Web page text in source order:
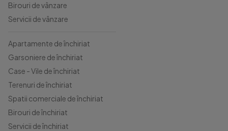
Birouri de vânzare
Servicii de vânzare
Apartamente de închiriat
Garsoniere de închiriat
Case - Vile de închiriat
Terenuri de închiriat
Spatii comerciale de închiriat
Birouri de închiriat
Servicii de închiriat